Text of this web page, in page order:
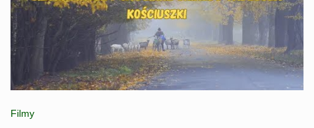
Filmy